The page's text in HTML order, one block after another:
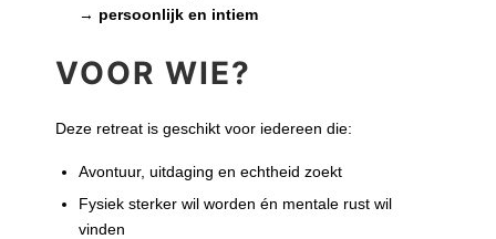
→ persoonlijk en intiem
VOOR WIE?
Deze retreat is geschikt voor iedereen die:
Avontuur, uitdaging en echtheid zoekt
Fysiek sterker wil worden én mentale rust wil
vinden